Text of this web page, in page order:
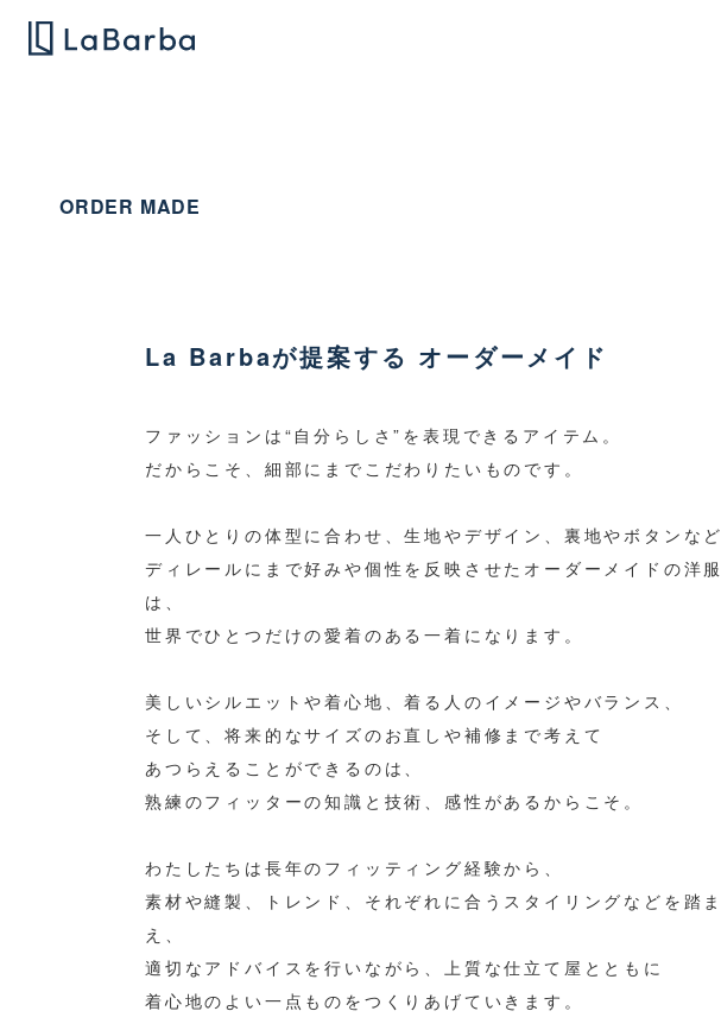
ORDER MADE
La Barbaが提案する オーダーメイド
ファッションは“自分らしさ”を表現できるアイテム。
だからこそ、細部にまでこだわりたいものです。
一人ひとりの体型に合わせ、生地やデザイン、裏地やボタンなど
ディレールにまで好みや個性を反映させたオーダーメイドの洋服
は、
世界でひとつだけの愛着のある一着になります。
美しいシルエットや着心地、着る人のイメージやバランス、
そして、将来的なサイズのお直しや補修まで考えて
あつらえることができるのは、
熟練のフィッターの知識と技術、感性があるからこそ。
わたしたちは長年のフィッティング経験から、
素材や縫製、トレンド、それぞれに合うスタイリングなどを踏ま
え、
適切なアドバイスを行いながら、上質な仕立て屋とともに
着心地のよい一点ものをつくりあげていきます。